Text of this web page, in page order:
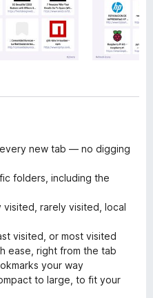
every new tab — no digging
folders, including the
rarely visited, local
visited, or most visited
ease, right from the tab
your way
to large, to fit your